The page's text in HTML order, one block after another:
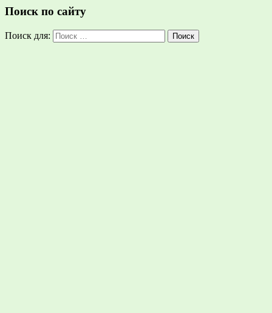
Поиск по сайту
Поиск для: Поиск